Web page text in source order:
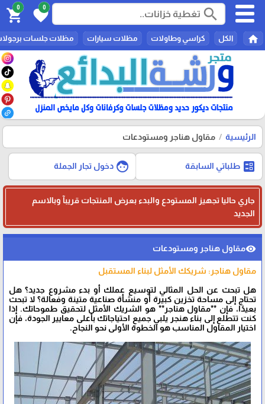
search
0
favorite
0
shopping_cart
home الكل كراسي وطاولات مظلات سيارات مظلات جلسات
الرئيسية مقاول هناجر ومستودعات
ballot طلباتي السابقة face دخول تجار الجملة
جاري حاليا تجهيز المستودع والبدء بعرض المنتجات قريبآ وبالاسم
الجديد
visibilityمقاول هناجر ومستودعات
مقاول هناجر: شريكك الأمثل لبناء المستقبل
هل تبحث عن الحل المثالي لتوسيع عملك أو بدء مشروع جديد؟ هل
تحتاج إلى مساحة تخزين كبيرة أو منشأة صناعية متينة وفعالة؟ لا تبحث
بعيدًا، فإن **مقاول هناجر** هو الشريك الأمثل لتحقيق طموحاتك. إذا
كنت تتطلع إلى بناء هنجر يلبي جميع احتياجاتك بأعلى معايير الجودة، فإن
اختيار المقاول المناسب هو الخطوة الأولى نحو النجاح.